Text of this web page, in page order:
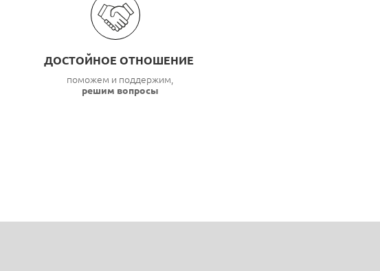
ДОСТОЙНОЕ ОТНОШЕНИЕ
поможем и поддержим,
решим вопросы